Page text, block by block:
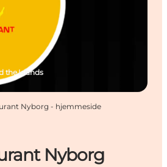
Nyborg
the Islands
Nyborg - hjemmeside